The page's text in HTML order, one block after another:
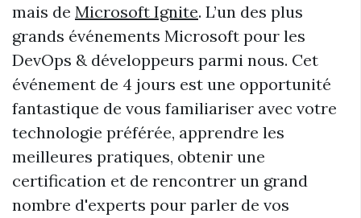
mais de Microsoft Ignite. L’un des plus
grands événements Microsoft pour les
DevOps & développeurs parmi nous. Cet
événement de 4 jours est une opportunité
fantastique de vous familiariser avec votre
technologie préférée, apprendre les
meilleures pratiques, obtenir une
certification et de rencontrer un grand
nombre d'experts pour parler de vos